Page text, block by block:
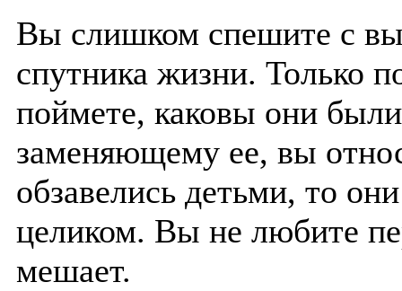
Вы слишком спешите с
спутника жизни. Только
поймете, каковы они
заменяющему ее, вы
обзавелись детьми, то
целиком. Вы не любите
мешает.